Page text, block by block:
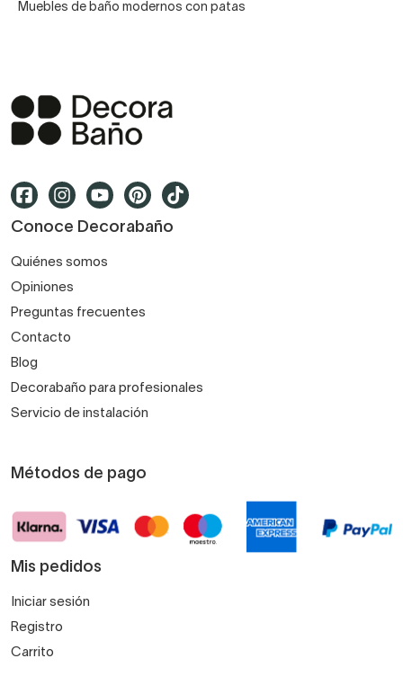
Muebles de baño modernos con patas
Conoce Decorabaño
Quiénes somos
Opiniones
Preguntas frecuentes
Contacto
Blog
Decorabaño para profesionales
Servicio de instalación
Métodos de pago
Mis pedidos
Iniciar sesión
Registro
Carrito